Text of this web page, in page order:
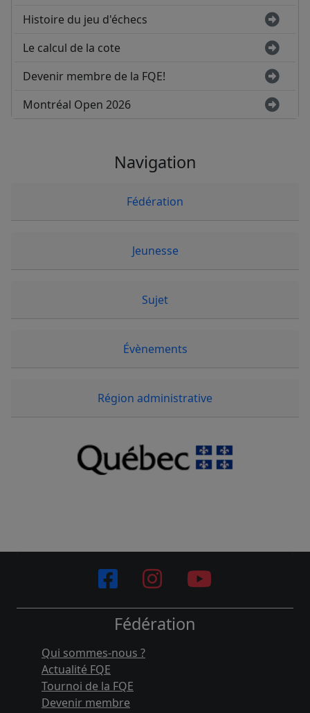
Histoire du jeu d'échecs
Le calcul de la cote
Devenir membre de la FQE!
Montréal Open 2026
Navigation
Fédération
Jeunesse
Sujet
Évènements
Région administrative
Fédération
Qui sommes-nous ?
Actualité FQE
Tournoi de la FQE
Devenir membre